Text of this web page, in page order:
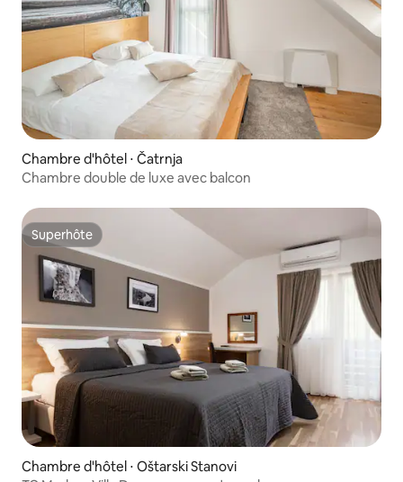
Chambre d'hôtel ⋅ Čatrnja
Chambre double de luxe avec balcon
Superhôte
Superhôte
Chambre d'hôtel ⋅ Oštarski Stanovi